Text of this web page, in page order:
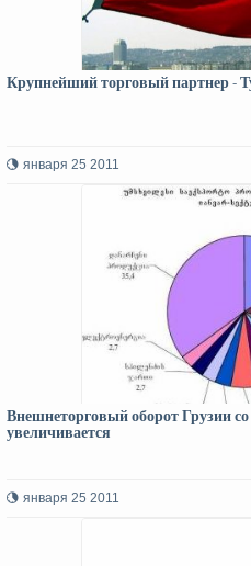
Крупнейший торговый партнер -
января 25 2011
Внешнеторговый оборот Грузии
увеличивается
января 25 2011